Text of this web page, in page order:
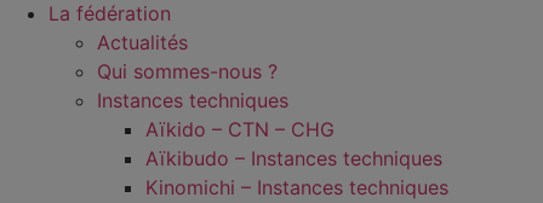
La fédération
Actualités
Qui sommes-nous ?
Instances techniques
Aïkido – CTN – CHG
Aïkibudo – Instances techniques
Kinomichi – Instances techniques